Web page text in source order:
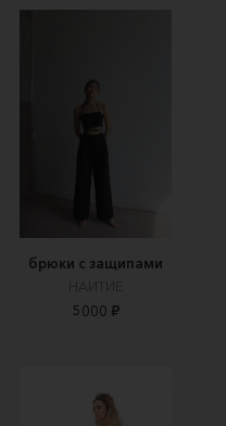
брюки с защипами
НАИТИЕ
5000 ₽